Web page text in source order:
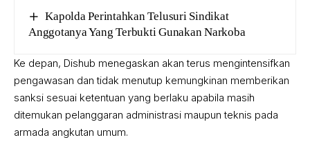
Kapolda Perintahkan Telusuri Sindikat
Anggotanya Yang Terbukti Gunakan Narkoba
Ke depan, Dishub menegaskan akan terus mengintensifkan
pengawasan dan tidak menutup kemungkinan memberikan
sanksi sesuai ketentuan yang berlaku apabila masih
ditemukan pelanggaran administrasi maupun teknis pada
armada angkutan umum.